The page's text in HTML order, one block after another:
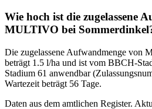
Wie hoch ist die zugelassene
MULTIVO bei
Die zugelassene Aufwandmenge von
beträgt 1.5 l/ha und ist vom BBCH-
Stadium 61 anwendbar
Wartezeit beträgt 56 Tage.
Daten aus dem amtlichen Register.